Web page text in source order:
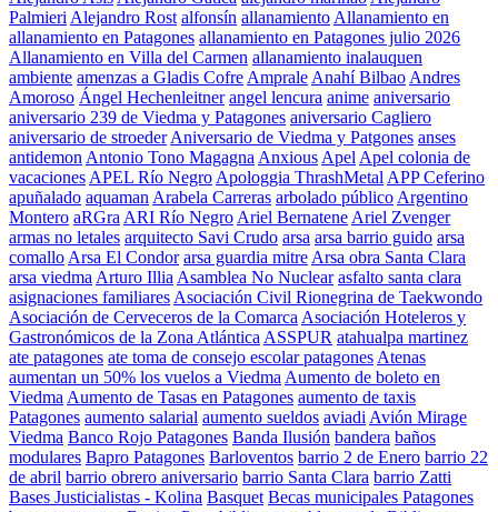
Palmieri Alejandro Rost alfonsín allanamiento Allanamiento en
allanamiento en Patagones allanamiento en Patagones julio 2026
Allanamiento en Villa del Carmen allanamiento inalauquen
ambiente amenzas a Gladis Cofre Amprale Anahí Bilbao Andres
Amoroso Ángel Hechenleitner angel lencura anime aniversario
aniversario 239 de Viedma y Patagones aniversario Cagliero
aniversario de stroeder Aniversario de Viedma y Patgones anses
antidemon Antonio Tono Magagna Anxious Apel Apel colonia de
vacaciones APEL Río Negro Apologgia ThrashMetal APP Ceferino
apuñalado aquaman Arabela Carreras arbolado público Argentino
Montero aRGra ARI Río Negro Ariel Bernatene Ariel Zvenger
armas no letales arquitecto Savi Crudo arsa arsa barrio guido arsa
comallo Arsa El Condor arsa guardia mitre Arsa obra Santa Clara
arsa viedma Arturo Illia Asamblea No Nuclear asfalto santa clara
asignaciones familiares Asociación Civil Rionegrina de Taekwondo
Asociación de Cerveceros de la Comarca Asociación Hoteleros y
Gastronómicos de la Zona Atlántica ASSPUR atahualpa martinez
ate patagones ate toma de consejo escolar patagones Atenas
aumentan un 50% los vuelos a Viedma Aumento de boleto en
Viedma Aumento de Tasas en Patagones aumento de taxis
Patagones aumento salarial aumento sueldos aviadi Avión Mirage
Viedma Banco Rojo Patagones Banda Ilusión bandera baños
modulares Bapro Patagones Barloventos barrio 2 de Enero barrio 22
de abril barrio obrero aniversario barrio Santa Clara barrio Zatti
Bases Justicialistas - Kolina Basquet Becas municipales Patagones